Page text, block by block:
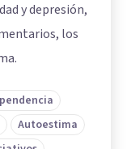
y depresión,
los
Autoestima